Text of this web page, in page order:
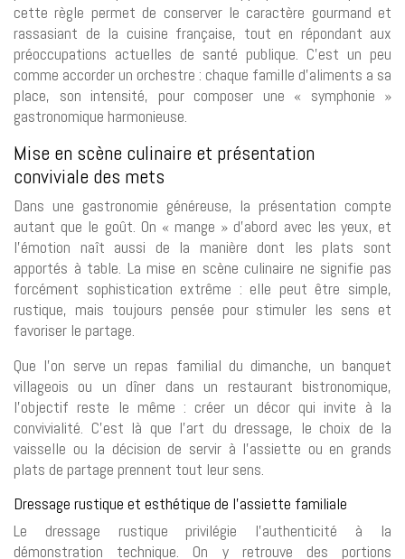
cette règle permet de conserver le caractère gourmand et
rassasiant de la cuisine française, tout en répondant aux
préoccupations actuelles de santé publique. C’est un peu
comme accorder un orchestre : chaque famille d’aliments a sa
place, son intensité, pour composer une « symphonie »
gastronomique harmonieuse.
Mise en scène culinaire et présentation
conviviale des mets
Dans une gastronomie généreuse, la présentation compte
autant que le goût. On « mange » d’abord avec les yeux, et
l’émotion naît aussi de la manière dont les plats sont
apportés à table. La mise en scène culinaire ne signifie pas
forcément sophistication extrême : elle peut être simple,
rustique, mais toujours pensée pour stimuler les sens et
favoriser le partage.
Que l’on serve un repas familial du dimanche, un banquet
villageois ou un dîner dans un restaurant bistronomique,
l’objectif reste le même : créer un décor qui invite à la
convivialité. C’est là que l’art du dressage, le choix de la
vaisselle ou la décision de servir à l’assiette ou en grands
plats de partage prennent tout leur sens.
Dressage rustique et esthétique de l’assiette familiale
Le dressage rustique privilégie l’authenticité à la
démonstration technique. On y retrouve des portions